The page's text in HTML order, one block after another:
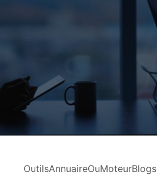
OutilsAnnuaireOuMoteurBlogs